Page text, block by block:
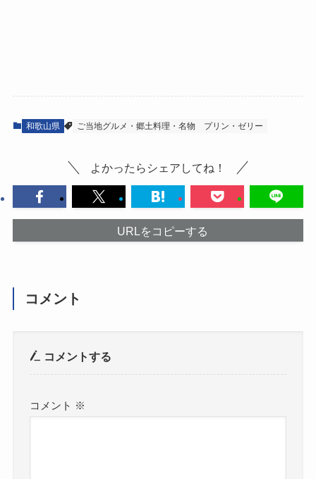
和歌山県 ご当地グルメ・郷土料理・名物 プリン・ゼリー
よかったらシェアしてね！
URLをコピーする
コメント
コメントする
コメント ※